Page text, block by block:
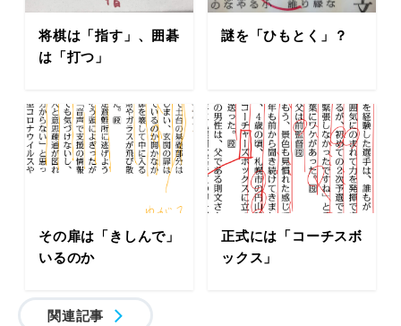
将棋は「指す」、囲碁
は「打つ」
謎を「ひもとく」？
その扉は「きしんで」
いるのか
正式には「コーチスボ
ックス」
関連記事